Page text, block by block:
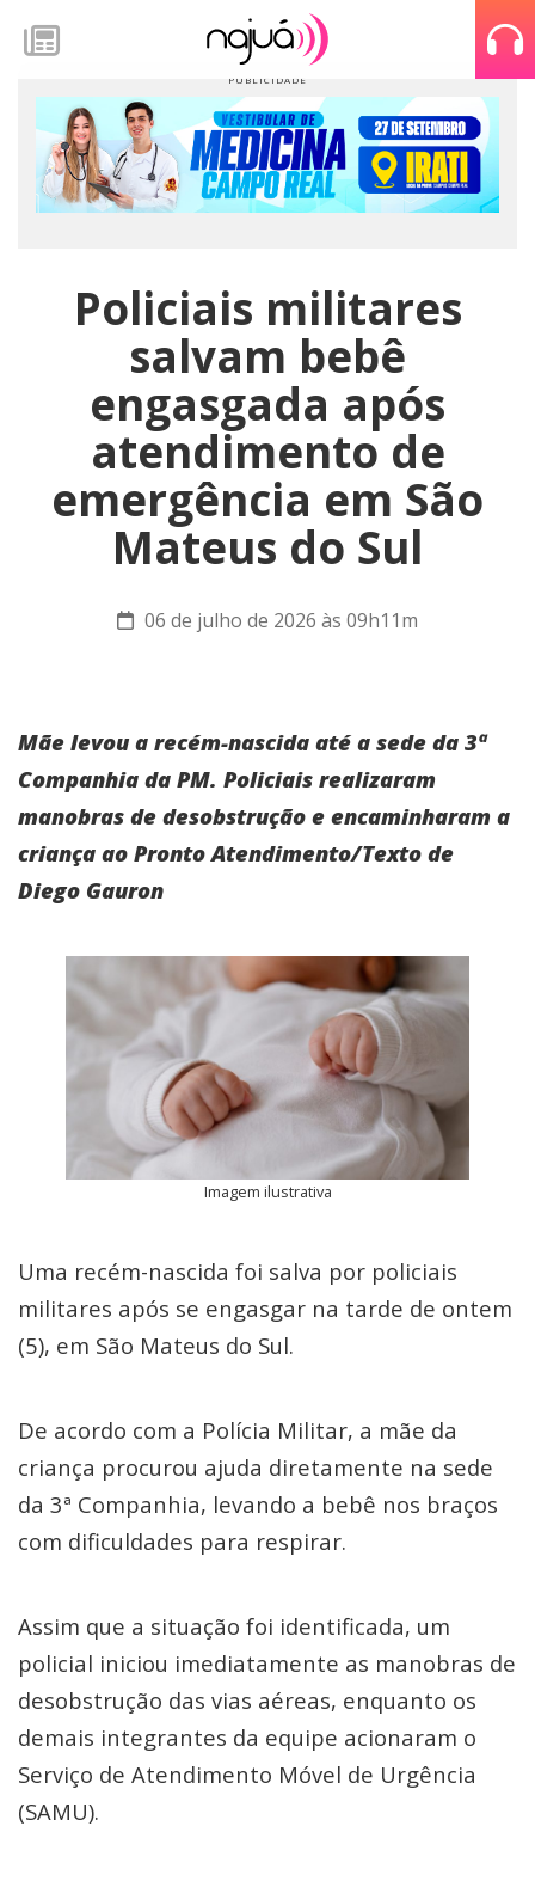
Policiais militares
salvam bebê
engasgada após
atendimento de
emergência em São
Mateus do Sul
06 de julho de 2026 às 09h11m
Mãe levou a recém-nascida até a sede da 3ª
Companhia da PM. Policiais realizaram
manobras de desobstrução e encaminharam a
criança ao Pronto Atendimento/Texto de
Diego Gauron
Imagem ilustrativa
Uma recém-nascida foi salva por policiais
militares após se engasgar na tarde de ontem
(5), em São Mateus do Sul.
De acordo com a Polícia Militar, a mãe da
criança procurou ajuda diretamente na sede
da 3ª Companhia, levando a bebê nos braços
com dificuldades para respirar.
Assim que a situação foi identificada, um
policial iniciou imediatamente as manobras de
desobstrução das vias aéreas, enquanto os
demais integrantes da equipe acionaram o
Serviço de Atendimento Móvel de Urgência
(SAMU).